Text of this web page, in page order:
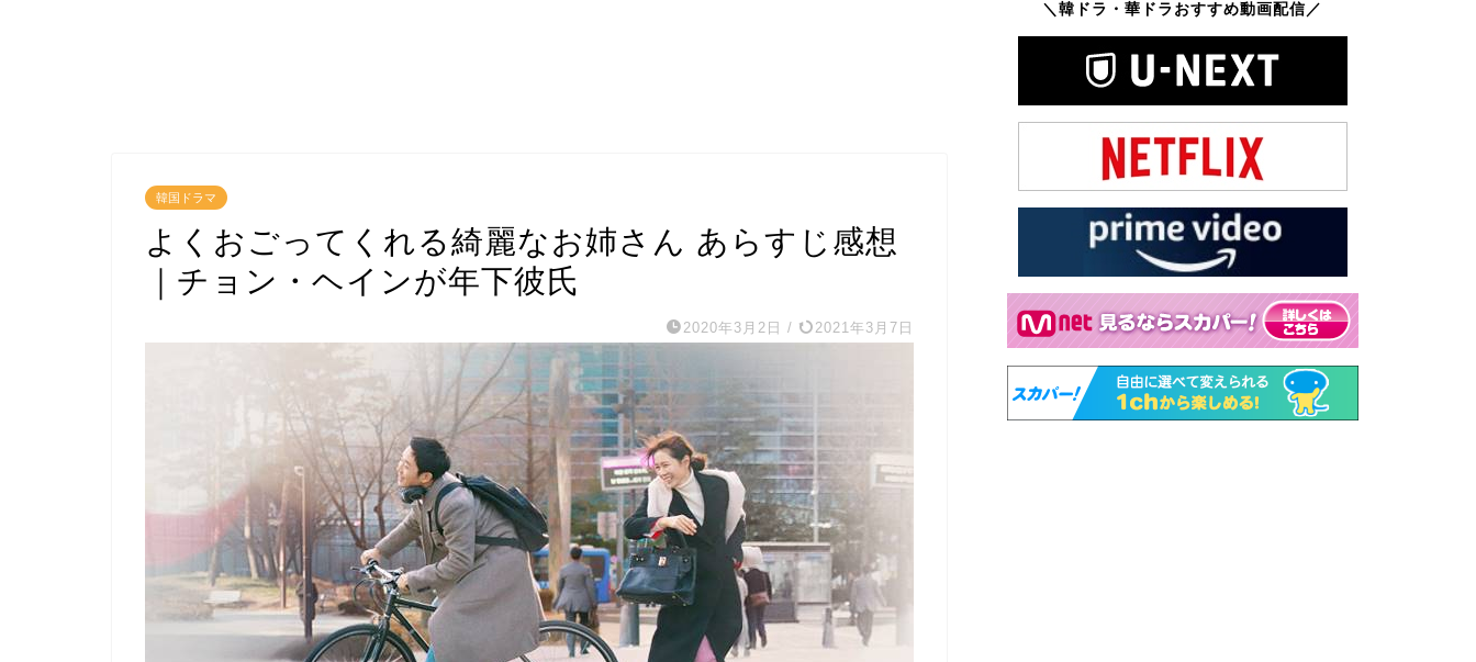
韓国ドラマ
よくおごってくれる綺麗なお姉さん あらすじ感想
｜チョン・ヘインが年下彼氏
2020年3月2日 / 2021年3月7日
＼韓ドラ・華ドラおすすめ動画配信／